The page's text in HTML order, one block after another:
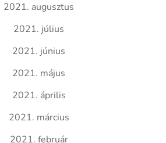
2021. augusztus
2021. július
2021. június
2021. május
2021. április
2021. március
2021. február